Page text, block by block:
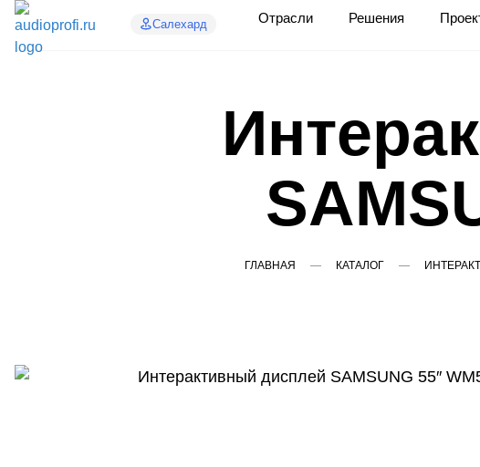
Салехард Отрасли Решения
ГЛАВНАЯ КАТАЛОГ